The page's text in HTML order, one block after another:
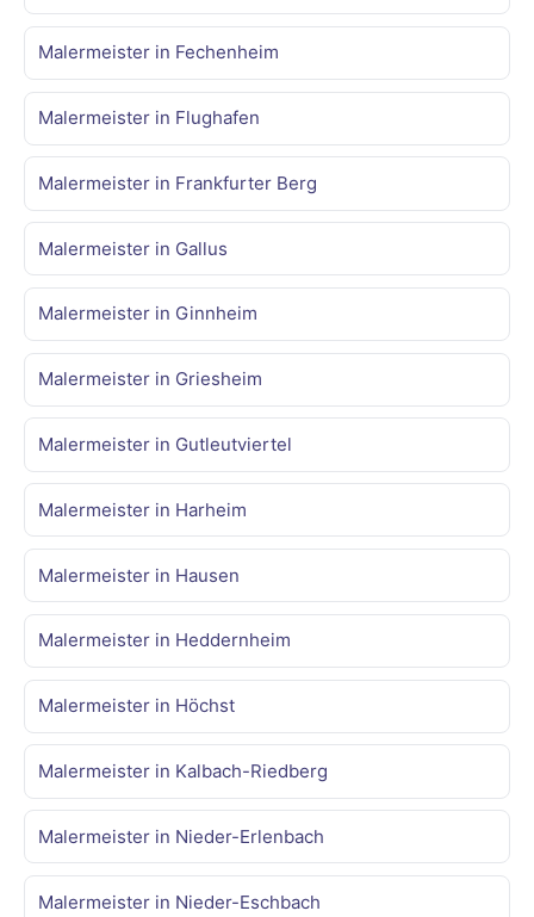
Malermeister in Fechenheim
Malermeister in Flughafen
Malermeister in Frankfurter Berg
Malermeister in Gallus
Malermeister in Ginnheim
Malermeister in Griesheim
Malermeister in Gutleutviertel
Malermeister in Harheim
Malermeister in Hausen
Malermeister in Heddernheim
Malermeister in Höchst
Malermeister in Kalbach-Riedberg
Malermeister in Nieder-Erlenbach
Malermeister in Nieder-Eschbach